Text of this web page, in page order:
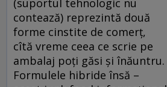
(suportul tehnologic nu
contează) reprezintă două
forme cinstite de comerţ,
cîtă vreme ceea ce scrie pe
ambalaj poţi găsi şi înăuntru.
Formulele hibride însă –